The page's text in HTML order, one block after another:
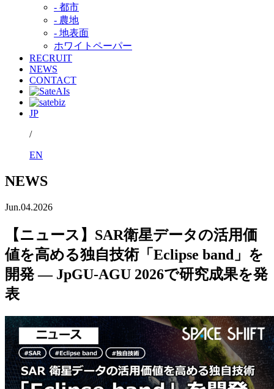
- 都市​
- 農地
- 地表面
ホワイトペーパー
RECRUIT
NEWS
CONTACT
JP
/
EN
NEWS
Jun.04.2026
【ニュース】SAR衛星データの活用価
値を高める独自技術「Eclipse band」を
開発 ― JpGU-AGU 2026で研究成果を発
表